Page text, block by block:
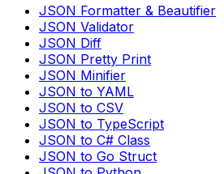
JSON Formatter & Beautifier
JSON Validator
JSON Diff
JSON Pretty Print
JSON Minifier
JSON to YAML
JSON to CSV
JSON to TypeScript
JSON to C# Class
JSON to Go Struct